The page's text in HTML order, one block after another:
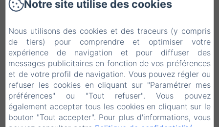
Chambres
Equipements
Tourisme
Tarifs
Livre d'or
Notre site utilise des cookies
Nous utilisons des cookies et des traceurs (y compris
de tiers) pour comprendre et optimiser votre
expérience de navigation et pour diffuser des
messages publicitaires en fonction de vos préférences
et de votre profil de navigation. Vous pouvez régler ou
refuser les cookies en cliquant sur "Paramétrer mes
préférences" ou "Tout refuser". Vous pouvez
également accepter tous les cookies en cliquant sur le
bouton "Tout accepter". Pour plus d'informations, vous